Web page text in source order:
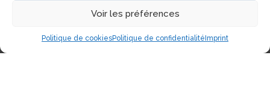
Voir les préférences
Politique de cookiesPolitique de confidentialité Imprint